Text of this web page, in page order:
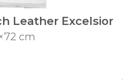
Leather Excelsior
cm